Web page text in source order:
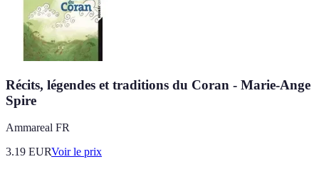
Récits, légendes et traditions du Coran - Marie-Ange
Spire
Ammareal FR
3.19 EURVoir le prix